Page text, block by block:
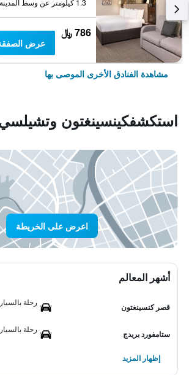
1.3 كيلومتر عن وسط المدينة
786 ﷼
عرض
مشاهدة الفنادق الأخرى الموصى بها
استكشفكينسينغتون
اعرض على الخريطة
أشهر المعالم
قصر كنسينغتون
رحلة بالسيارة إلى 6
ستامفورد بريدج
رحلة بالسيارة إلى 6
إظهار المزيد